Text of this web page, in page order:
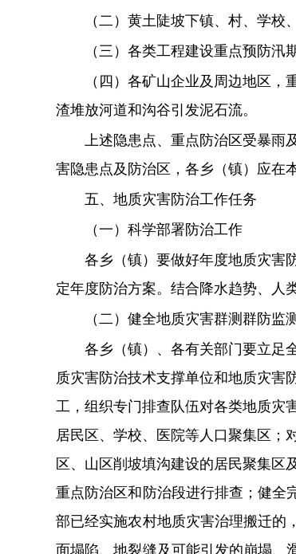
（二）黄土陡坡下镇、村、学
（三）各类工程建设重点预防汛
（四）各矿山企业及周边地区
渣堆放河道和沟谷引发泥石流。
上述隐患点、重点防治区受暴雨
害隐患点及防治区，各乡（镇）应在
五、地质灾害防治工作任务
（一）科学部署防治工作
各乡（镇）要做好年度地质灾害
定年度防治方案。 结合降水趋势、人
（二） 健全地质灾害群测群防监测
各乡（镇）、各有关部门要立足
质灾害防治技术支撑单位和地质灾害
工 ， 组织专门排查队伍对各类地质灾
居民区、学校、医院等人口聚集区 ；
区、 山区削坡填沟建设的居民聚集区
重点防治区和防治段进行排查；健全
部已经实施农村地质灾害治理搬迁的
面塌陷、地裂缝及可能引发的崩塌、